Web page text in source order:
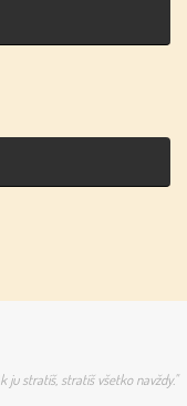
ju stratíš, stratíš všetko navždy."